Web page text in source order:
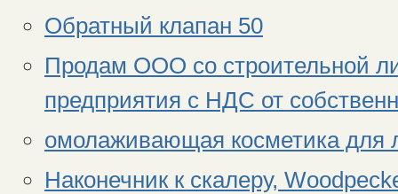
Обратный клапан 50
Продам ООО со строительной
предприятия с НДС‎ от
омолаживающая косметика для
Наконечник к скалеру,